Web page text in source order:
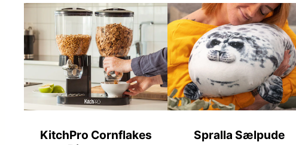
KitchPro Cornflakes
Spralla Sælpude